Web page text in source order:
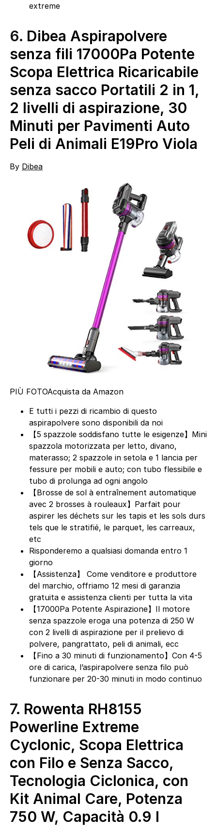
extreme
6. Dibea Aspirapolvere
senza fili 17000Pa Potente
Scopa Elettrica Ricaricabile
senza sacco Portatili 2 in 1,
2 livelli di aspirazione, 30
Minuti per Pavimenti Auto
Peli di Animali E19Pro Viola
By Dibea
PIÙ FOTOAcquista da Amazon
E tutti i pezzi di ricambio di questo
aspirapolvere sono disponibili da noi
【5 spazzole soddisfano tutte le esigenze】Mini
spazzola motorizzata per letto, divano,
materasso; 2 spazzole in setola e 1 lancia per
fessure per mobili e auto; con tubo flessibile e
tubo di prolunga ad ogni angolo
【Brosse de sol à entraînement automatique
avec 2 brosses à rouleaux】Parfait pour
aspirer les déchets sur les tapis et les sols durs
tels que le stratifié, le parquet, les carreaux,
etc
Risponderemo a qualsiasi domanda entro 1
giorno
【Assistenza】 Come venditore e produttore
del marchio, offriamo 12 mesi di garanzia
gratuita e assistenza clienti per tutta la vita
【17000Pa Potente Aspirazione】Il motore
senza spazzole eroga una potenza di 250 W
con 2 livelli di aspirazione per il prelievo di
polvere, pangrattato, peli di animali, ecc
【Fino a 30 minuti di funzionamento】Con 4-5
ore di carica, l’aspirapolvere senza filo può
funzionare per 20-30 minuti in modo continuo
7. Rowenta RH8155
Powerline Extreme
Cyclonic, Scopa Elettrica
con Filo e Senza Sacco,
Tecnologia Ciclonica, con
Kit Animal Care, Potenza
750 W, Capacità 0.9 l